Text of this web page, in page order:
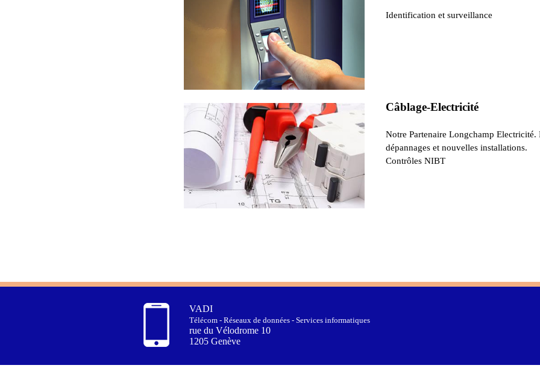
Identification et surveillance
Câblage-Electricité
Notre Partenaire Longchamp Electricité.
dépannages et nouvelles installations.
Contrôles NIBT
VADI
Télécom - Réseaux de données - Services informatiques
rue du Vélodrome 10
1205 Genève